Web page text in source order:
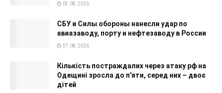
03.08.2026
СБУ и Силы обороны нанесли удар по
авиазаводу, порту и нефтезаводу в России
01.08.2026
Кількість постраждалих через атаку рф на
Одещині зросла до п'яти, серед них – двоє
дітей